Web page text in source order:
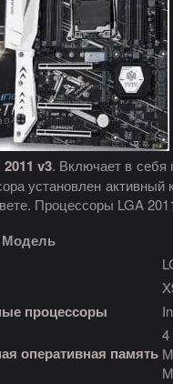
v3. Включает в себя
установлен
Процессоры LGA
Модель
процессоры
оперативная память
4